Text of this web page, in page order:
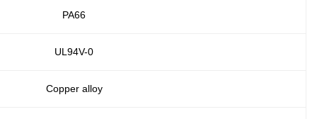
PA66
UL94V-0
Copper alloy